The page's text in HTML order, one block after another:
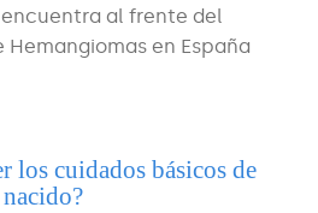
al frente del
Hemangiomas en España
los cuidados básicos de